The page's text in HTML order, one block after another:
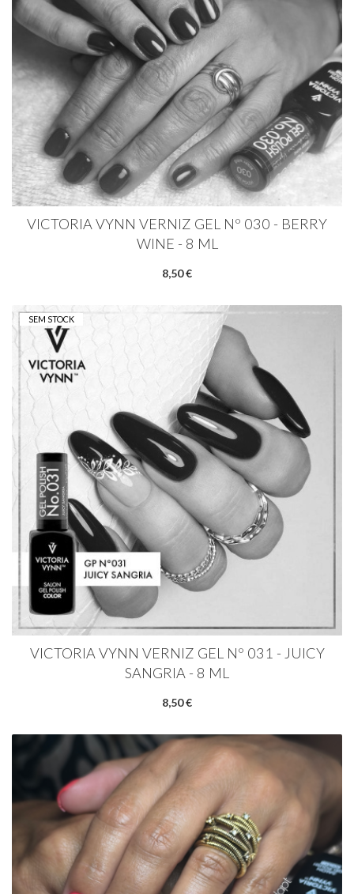
VICTORIA VYNN VERNIZ GEL Nº 030 - BERRY
WINE - 8 ML
8,50 €
SEM STOCK
VICTORIA VYNN VERNIZ GEL Nº 031 - JUICY
SANGRIA - 8 ML
8,50 €